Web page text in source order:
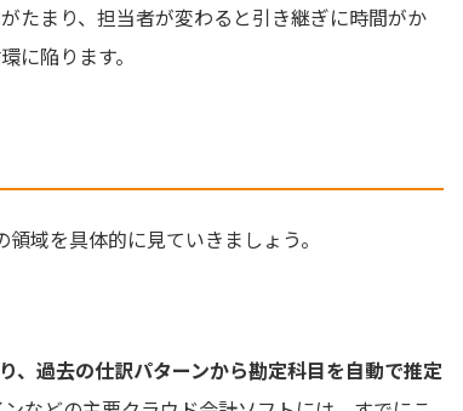
たまり、担当者が変わると引き継ぎに時間がか
に陥ります。
域を具体的に見ていきましょう。
、過去の仕訳パターンから勘定科目を自動で推定